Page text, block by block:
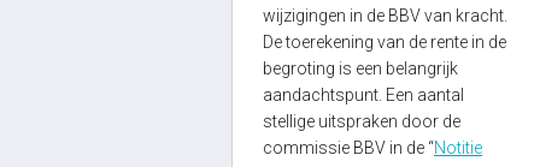
wijzigingen in de BBV van kracht.
De toerekening van de rente in de
begroting is een belangrijk
aandachtspunt. Een aantal
stellige uitspraken door de
commissie BBV in de “Notitie